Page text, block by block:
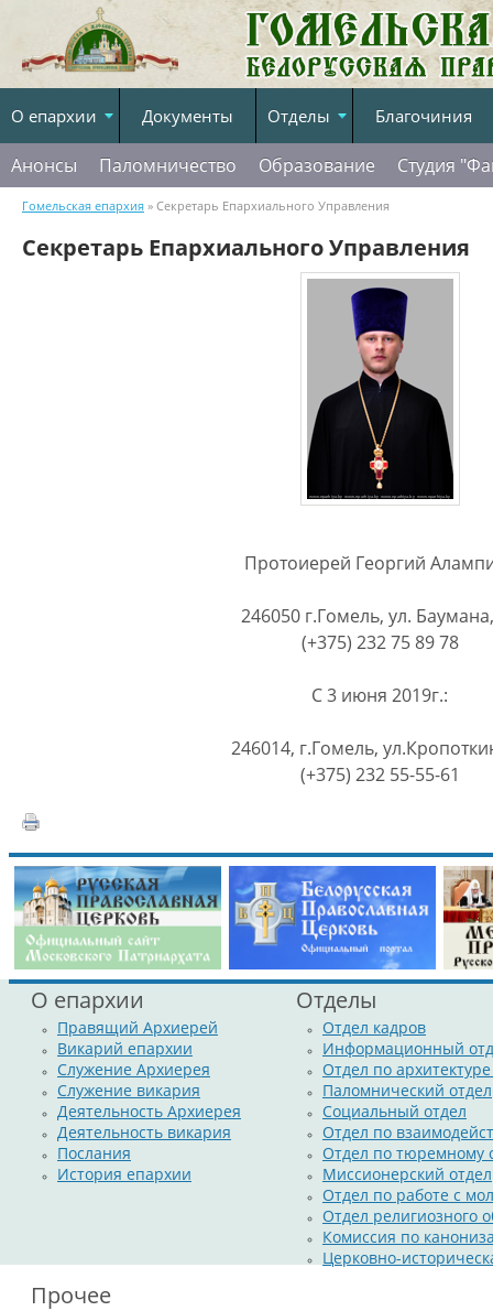
О епархии Документы Отделы Благочиния
Анонсы Паломничество Образование Студия
Гомельская епархия » Секретарь Епархиального Управления
Секретарь Епархиального Управления
Протоиерей Георгий
246050 г.Гомель, ул.
(+375) 232 75 89 78
С 3 июня 2019г.:
246014, г.Гомель,
(+375) 232 55-55-61
О епархии
Правящий Архиерей
Викарий епархии
Служение Архиерея
Служение викария
Деятельность Архиерея
Деятельность викария
Послания
История епархии
Отделы
Отдел кадров
Информационный
Отдел по
Паломнический отдел
Социальный отдел
Отдел по
Отдел по тюремному
Миссионерский отдел
Отдел по работе с
Отдел религиозного
Комиссия по
Церковно-
Прочее